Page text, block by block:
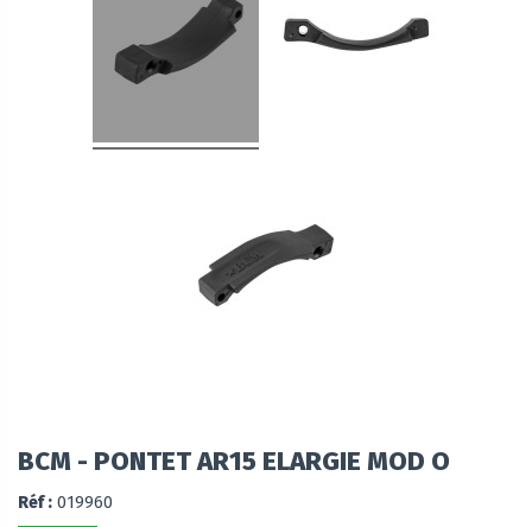
BCM - PONTET AR15 ELARGIE MOD O
Réf : 019960